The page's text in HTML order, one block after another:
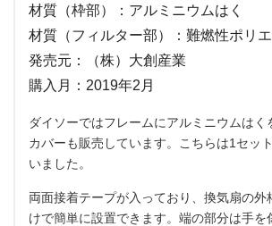
材質（枠部）：アルミニウムはく
材質（フィルター部）：難燃性ポリ
発売元：（株）大創産業
購入月：2019年2月
ダイソーではフレームにアルミニウムはく
カバーも販売しています。こちらは1セッ
いました。
両面接着テープが入っており、換気扇の外
けで簡単に設置できます。端の部分は手を